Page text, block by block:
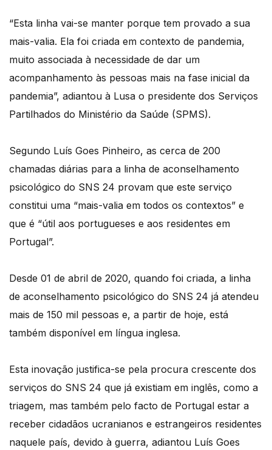
“Esta linha vai-se manter porque tem provado a sua
mais-valia. Ela foi criada em contexto de pandemia,
muito associada à necessidade de dar um
acompanhamento às pessoas mais na fase inicial da
pandemia”, adiantou à Lusa o presidente dos Serviços
Partilhados do Ministério da Saúde (SPMS).
Segundo Luís Goes Pinheiro, as cerca de 200
chamadas diárias para a linha de aconselhamento
psicológico do SNS 24 provam que este serviço
constitui uma “mais-valia em todos os contextos” e
que é “útil aos portugueses e aos residentes em
Portugal”.
Desde 01 de abril de 2020, quando foi criada, a linha
de aconselhamento psicológico do SNS 24 já atendeu
mais de 150 mil pessoas e, a partir de hoje, está
também disponível em língua inglesa.
Esta inovação justifica-se pela procura crescente dos
serviços do SNS 24 que já existiam em inglês, como a
triagem, mas também pelo facto de Portugal estar a
receber cidadãos ucranianos e estrangeiros residentes
naquele país, devido à guerra, adiantou Luís Goes